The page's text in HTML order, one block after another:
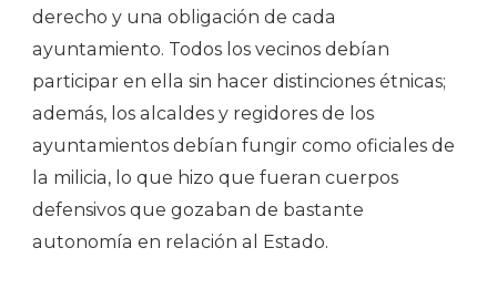
derecho y una obligación de cada
ayuntamiento. Todos los vecinos debían
participar en ella sin hacer distinciones étnicas;
además, los alcaldes y regidores de los
ayuntamientos debían fungir como oficiales de
la milicia, lo que hizo que fueran cuerpos
defensivos que gozaban de bastante
autonomía en relación al Estado.